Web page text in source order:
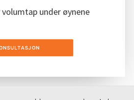
volumtap under øynene